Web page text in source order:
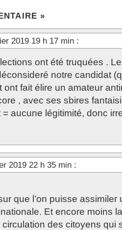
»
2019 19 h 17 min :
ont été truquées .
notre candidat
fait élire un amateur
, avec ses sbires
aucune légitimité, donc
2019 22 h 35 min :
que l’on puisse assimiler
Et encore moins
des citoyens qui